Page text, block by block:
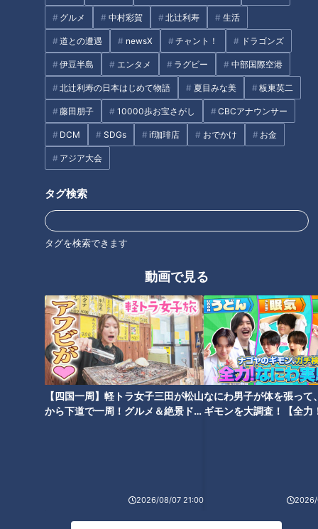
グルメ 中村彩賀 北辻利寿 生活
道との遭遇 newsX チャント！ ドラゴンズ
伊豆半島 エンタメ ラグビー 中部国際空港
北辻利寿の日本はじめて物語 夏目みな美 板東英二
藤田朋子 10000歩お宝さがし CBCアナウンサー
DCM SDGs if珈琲店 おでかけ お金
アジア大会
タグ検索
タグを検索できます
動画で見る
【四国一周】軽トラ女子三田が松山
から下道で一周！グルメ＆絶景ドラ
2026/08/07 21:00
なにわ男子が体を張って
ギモンを大調査！【全力
2026/
三国峠を爽快にドライブ！グラ
ドル・三田悠貴の北海道周遊の
「骨が見えるほど嬉しい」標準
体重の半分も…子どもの発症増
える“摂食障害”
タグ
北辻利寿 コラム 北辻利寿のコレ、日本生まれです
日本生まれ 東西南北論説風 点字ブロック
ランキング
RANKING
っと125kmの自転車旅！【チャント！特集】